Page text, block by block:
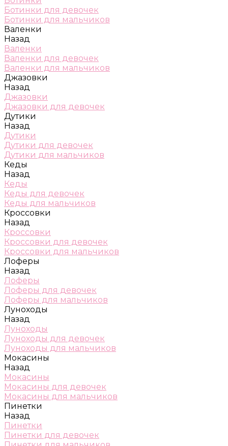
Ботинки для девочек
Ботинки для мальчиков
Валенки
Назад
Валенки
Валенки для девочек
Валенки для мальчиков
Джазовки
Назад
Джазовки
Джазовки для девочек
Дутики
Назад
Дутики
Дутики для девочек
Дутики для мальчиков
Кеды
Назад
Кеды
Кеды для девочек
Кеды для мальчиков
Кроссовки
Назад
Кроссовки
Кроссовки для девочек
Кроссовки для мальчиков
Лоферы
Назад
Лоферы
Лоферы для девочек
Лоферы для мальчиков
Луноходы
Назад
Луноходы
Луноходы для девочек
Луноходы для мальчиков
Мокасины
Назад
Мокасины
Мокасины для девочек
Мокасины для мальчиков
Пинетки
Назад
Пинетки
Пинетки для девочек